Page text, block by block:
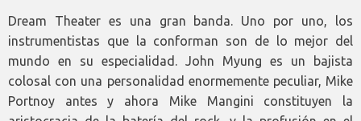
Dream Theater es una gran banda. Uno por uno, los
instrumentistas que la conforman son de lo mejor del
mundo en su especialidad. John Myung es un bajista
colosal con una personalidad enormemente peculiar, Mike
Portnoy antes y ahora Mike Mangini constituyen la